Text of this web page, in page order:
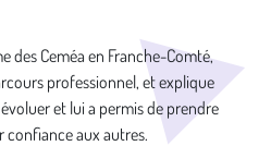
des Ceméa en Franche-Comté,
professionnel, et explique
et lui a permis de prendre
confiance aux autres.